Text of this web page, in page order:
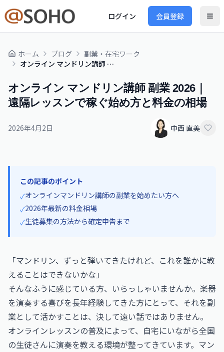
ログイン 会員登録
ホーム ブログ
副業・在宅ワーク
オンライン マンドリン講師 副業 2026｜遠隔レッスンで稼ぐ始め方と料金の相場
オンライン マンドリン講師 副業 2026｜
遠隔レッスンで稼ぐ始め方と料金の相場
2026年4月2日 中西 直美
この記事のポイント
✓オンラインマンドリン講師の副業を始めたい方へ
✓2026年最新の料金相場
✓生徒募集の方法から確定申告まで
「マンドリン、ずっと弾いてきたけれど、これを誰かに教
えることはできないかな」
そんなふうに感じている方、いらっしゃいませんか。楽器
を演奏する喜びを長年経験してきた方にとって、それを副
業として活かすことは、決して遠い話ではありません。
オンラインレッスンの普及によって、自宅にいながら全国
の生徒さんに演奏を教える環境が整ってきています。マン